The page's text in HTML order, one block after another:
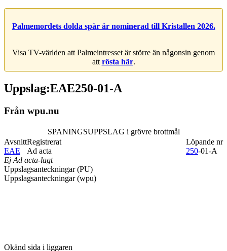
Palmemordets dolda spår är nominerad till Kristallen 2026.
Visa TV-världen att Palmeintresset är större än någonsin genom
att rösta här.
Uppslag:EAE250-01-A
Från wpu.nu
SPANINGSUPPSLAG i grövre brottmål
Avsnitt
EAE
Löpande nr
250-01-A
Registrerat
Ad acta
Ej Ad acta-lagt
Uppslagsanteckningar (PU)
Uppslagsanteckningar (wpu)
Okänd sida i liggaren